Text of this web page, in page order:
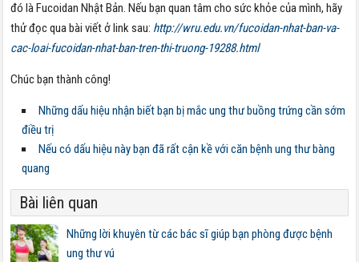
đó là Fucoidan Nhật Bản. Nếu bạn quan tâm cho sức khỏe của mình, hãy
thử đọc qua bài viết ở link sau: http://wru.edu.vn/fucoidan-nhat-ban-va-
cac-loai-fucoidan-nhat-ban-tren-thi-truong-19288.html
Chúc bạn thành công!
Những dấu hiệu nhận biết bạn bị mắc ung thư buồng trứng cần sớm
điều trị
Nếu có dấu hiệu này bạn đã rất cận kề với căn bệnh ung thư bàng
quang
Bài liên quan
Những lời khuyên từ các bác sĩ giúp bạn phòng được bệnh
ung thư vú